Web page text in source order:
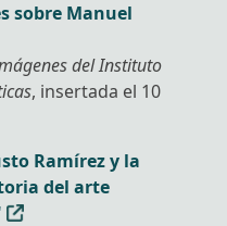
sobre Manuel
del Instituto
, insertada el 10
Ramírez y la
del arte